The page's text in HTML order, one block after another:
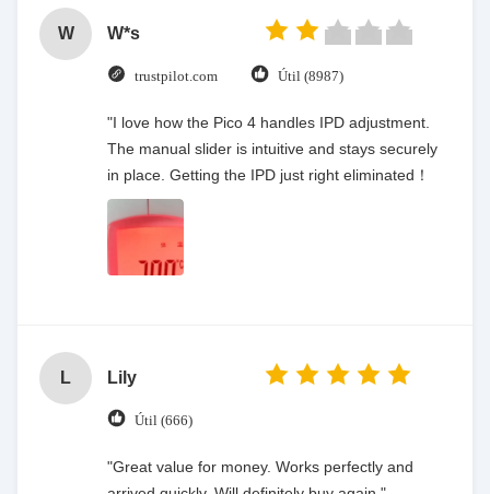
W W*s
trustpilot.com Útil (8987)
"I love how the Pico 4 handles IPD adjustment.
The manual slider is intuitive and stays securely
in place. Getting the IPD just right eliminated！
L Lily
Útil (666)
"Great value for money. Works perfectly and